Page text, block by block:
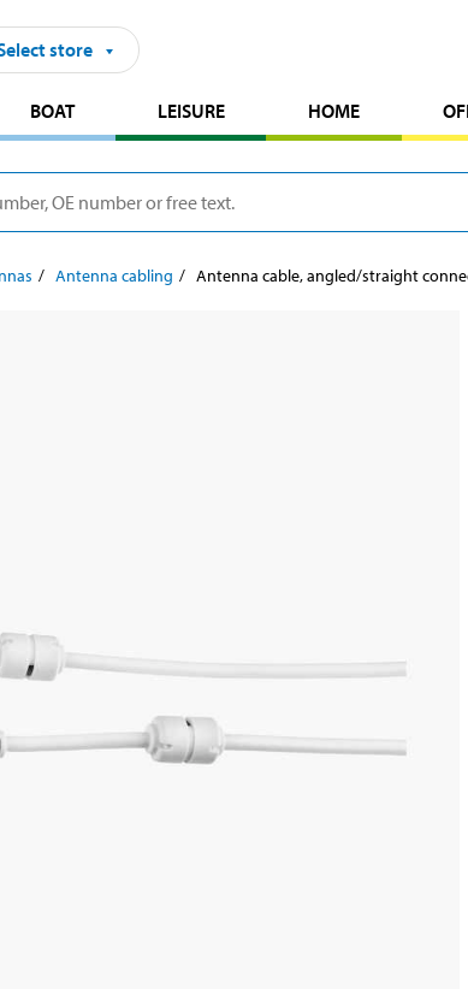
store
BOAT LEISURE HOME
Antenna cabling Antenna cable, angled/straight